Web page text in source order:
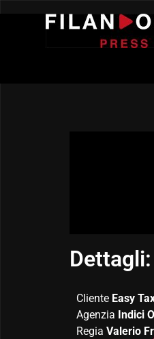
Dettagli:
Cliente Easy
Agenzia Indici
Regia Valerio